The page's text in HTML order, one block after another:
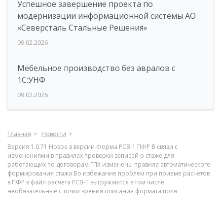
Успешное завершение проекта по
модернизации информационной системы АО
«Северсталь Стальные Решения»
09.02.2026
Мебельное производство без авралов с
1С:УНФ
09.02.2026
Главная
Новости
Версия 1.0.71 Новое в версии Форма РСВ-1 ПФР В связи с
изменениями в правилах проверки записей о стаже для
работающих по договорам ГПХ изменены правила автоматического
формирования стажа.Во избежание проблем при приеме расчетов
в ПФР в файл расчета РСВ-1 выгружаются в том числе
необязательные с точки зрения описания формата поля